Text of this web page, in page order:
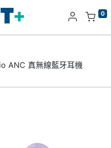
0
ANC 真無線藍牙耳機